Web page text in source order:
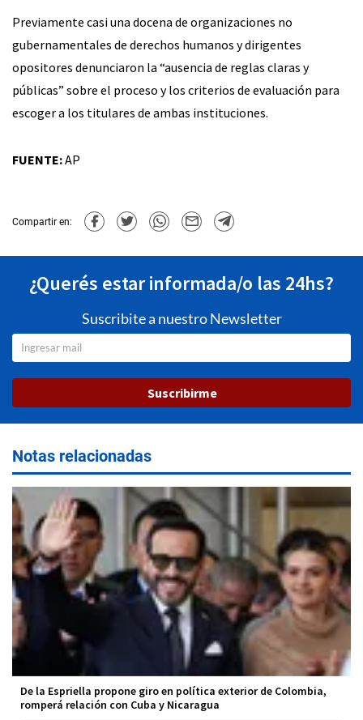
Previamente casi una docena de organizaciones no
gubernamentales de derechos humanos y dirigentes
opositores denunciaron la “ausencia de reglas claras y
públicas” sobre el proceso y los criterios de evaluación para
escoger a los titulares de ambas instituciones.
FUENTE:AP
Compartir en:
¿Querés estar informada/o las 24hs?
Suscribite a nuestro Newsletter
Suscribirme
Notas relacionadas
De la Espriella propone giro en política exterior de Colombia,
romperá relación con Cuba y Nicaragua